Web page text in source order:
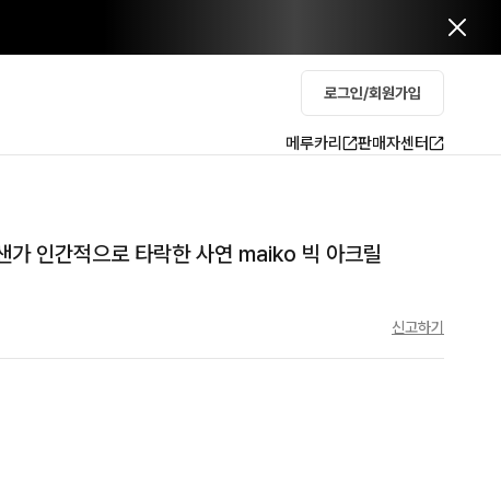
로그인/회원가입
메루카리 판매자센터
가 인간적으로 타락한 사연 maiko 빅 아크릴
신고하기